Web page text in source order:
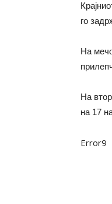
го
На
На
на 17
Error9